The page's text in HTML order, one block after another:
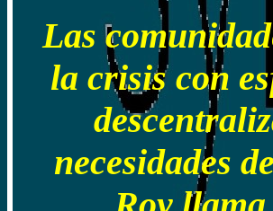
Las
la crisis con
necesidades